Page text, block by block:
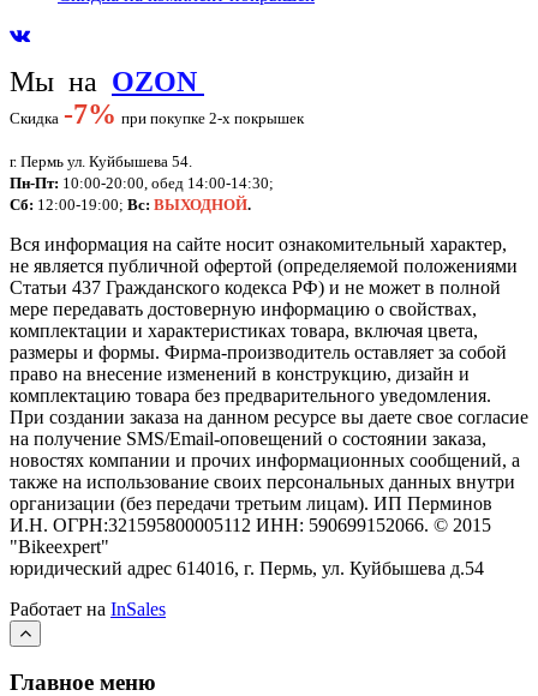
Мы на OZON
Скидка -7% при покупке 2-х покрышек
г. Пермь ул. Куйбышева 54.
Пн-Пт: 10:00-20:00, обед 14:00-14:30;
Сб: 12:00-19:00; Вс: ВЫХОДНОЙ.
Вся информация на сайте носит ознакомительный характер,
не является публичной офертой (определяемой положениями
Статьи 437 Гражданского кодекса РФ) и не может в полной
мере передавать достоверную информацию о свойствах,
комплектации и характеристиках товара, включая цвета,
размеры и формы. Фирма-производитель оставляет за собой
право на внесение изменений в конструкцию, дизайн и
комплектацию товара без предварительного уведомления.
При создании заказа на данном ресурсе вы даете свое согласие
на получение SMS/Email-оповещений о состоянии заказа,
новостях компании и прочих информационных сообщений, а
также на использование своих персональных данных внутри
организации (без передачи третьим лицам). ИП Перминов
И.Н. ОГРН:321595800005112 ИНН: 590699152066. © 2015
"Bikeexpert"
юридический адрес 614016, г. Пермь, ул. Куйбышева д.54
Работает на InSales
Главное меню